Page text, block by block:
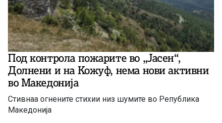
Под контрола пожарите во „Јасен“,
Долнени и на Кожуф, нема нови активни
во Македонија
Стивнаа огнените стихии низ шумите во Република
Македонија